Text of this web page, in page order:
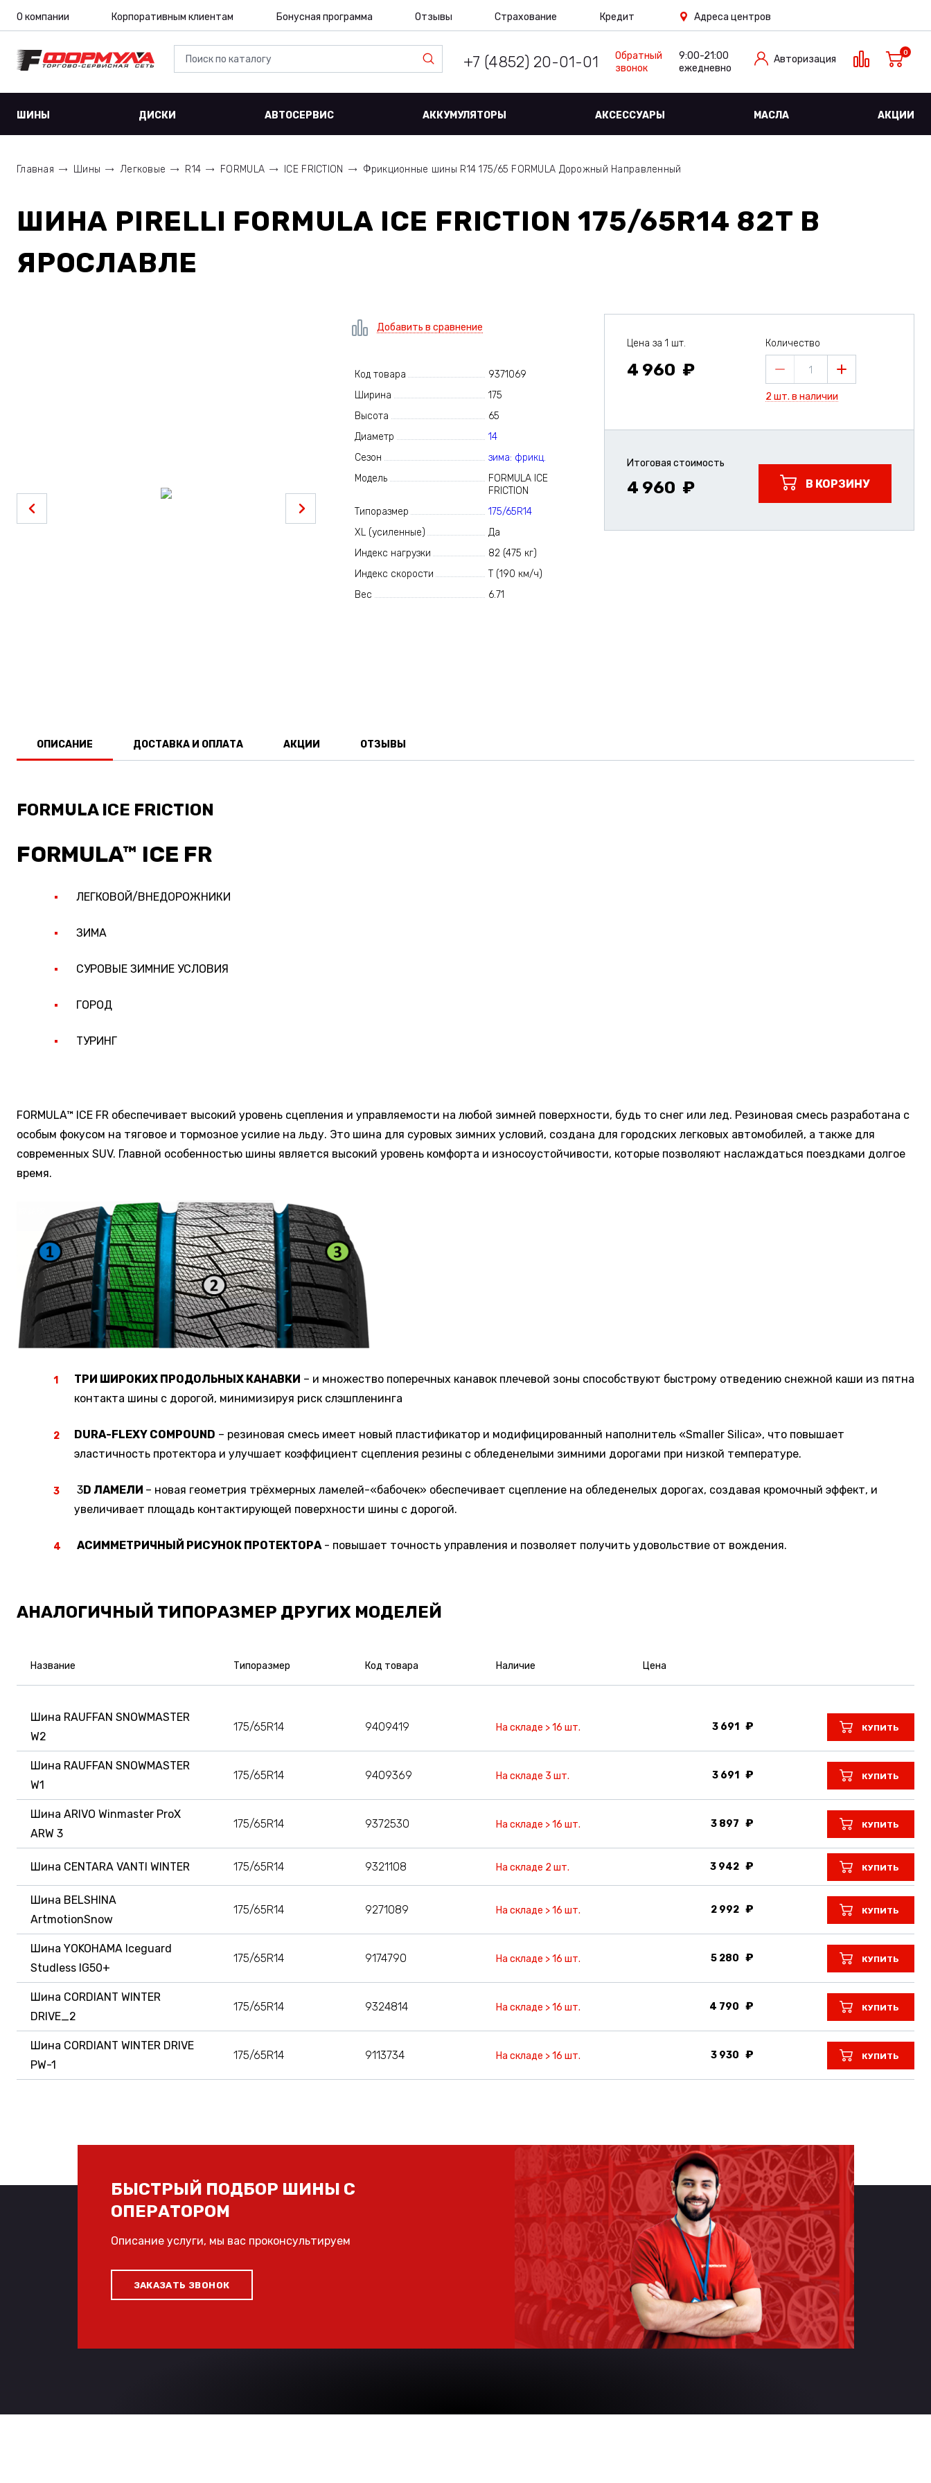
О компании Корпоративным клиентам Бонусная программа Отзывы Страхование Кредит Адреса центров
+7 (4852) 20-01-01
Обратный
звонок
9:00-21:00
ежедневно
Авторизация
0
ШИНЫ ДИСКИ АВТОСЕРВИС АККУМУЛЯТОРЫ АКСЕССУАРЫ МАСЛА АКЦИИ
Главная Шины Легковые R14 FORMULA ICE FRICTION Фрикционные шины R14 175/65 FORMULA Дорожный Направленный
ШИНА PIRELLI FORMULA ICE FRICTION 175/65R14 82T В
ЯРОСЛАВЛЕ
Добавить в сравнение
Код товара
9371069
Ширина
175
Высота
65
Диаметр
14
Сезон
зима: фрикц.
Модель
FORMULA ICE
FRICTION
Типоразмер
175/65R14
XL (усиленные)
Да
Индекс нагрузки
82 (475 кг)
Индекс скорости
T (190 км/ч)
Вес
6.71
Цена за 1 шт.
4 960
Количество
1
2 шт. в наличии
Итоговая стоимость
4 960 В КОРЗИНУ
ОПИСАНИЕ ДОСТАВКА И ОПЛАТА АКЦИИ ОТЗЫВЫ
FORMULA ICE FRICTION
FORMULA™ ICE FR
ЛЕГКОВОЙ/ВНЕДОРОЖНИКИ
ЗИМА
СУРОВЫЕ ЗИМНИЕ УСЛОВИЯ
ГОРОД
ТУРИНГ
FORMULA™ ICE FR обеспечивает высокий уровень сцепления и управляемости на любой зимней поверхности, будь то снег или лед. Резиновая смесь разработана с
особым фокусом на тяговое и тормозное усилие на льду. Это шина для суровых зимних условий, создана для городских легковых автомобилей, а также для
современных SUV. Главной особенностью шины является высокий уровень комфорта и износоустойчивости, которые позволяют наслаждаться поездками долгое
время.
ТРИ ШИРОКИХ ПРОДОЛЬНЫХ КАНАВКИ – и множество поперечных канавок плечевой зоны способствуют быстрому отведению снежной каши из пятна
контакта шины с дорогой, минимизируя риск слэшпленинга
DURA-FLEXY COMPOUND – резиновая смесь имеет новый пластификатор и модифицированный наполнитель «Smaller Silica», что повышает
эластичность протектора и улучшает коэффициент сцепления резины с обледенелыми зимними дорогами при низкой температуре.
3D ЛАМЕЛИ – новая геометрия трёхмерных ламелей-«бабочек» обеспечивает сцепление на обледенелых дорогах, создавая кромочный эффект, и
увеличивает площадь контактирующей поверхности шины с дорогой.
АСИММЕТРИЧНЫЙ РИСУНОК ПРОТЕКТОРА - повышает точность управления и позволяет получить удовольствие от вождения.
АНАЛОГИЧНЫЙ ТИПОРАЗМЕР ДРУГИХ МОДЕЛЕЙ
Название Типоразмер Код товара Наличие Цена
Шина RAUFFAN SNOWMASTER
W2
175/65R14 9409419 На складе > 16 шт. 3 691 КУПИТЬ
Шина RAUFFAN SNOWMASTER
W1
175/65R14 9409369 На складе 3 шт. 3 691 КУПИТЬ
Шина ARIVO Winmaster ProX
ARW 3
175/65R14 9372530 На складе > 16 шт. 3 897 КУПИТЬ
Шина CENTARA VANTI WINTER 175/65R14 9321108 На складе 2 шт. 3 942 КУПИТЬ
Шина BELSHINA
ArtmotionSnow
175/65R14 9271089 На складе > 16 шт. 2 992 КУПИТЬ
Шина YOKOHAMA Iceguard
Studless IG50+
175/65R14 9174790 На складе > 16 шт. 5 280 КУПИТЬ
Шина CORDIANT WINTER
DRIVE_2
175/65R14 9324814 На складе > 16 шт. 4 790 КУПИТЬ
Шина CORDIANT WINTER DRIVE
PW-1
175/65R14 9113734 На складе > 16 шт. 3 930 КУПИТЬ
БЫСТРЫЙ ПОДБОР ШИНЫ С
ОПЕРАТОРОМ
Описание услуги, мы вас проконсультируем
ЗАКАЗАТЬ ЗВОНОК